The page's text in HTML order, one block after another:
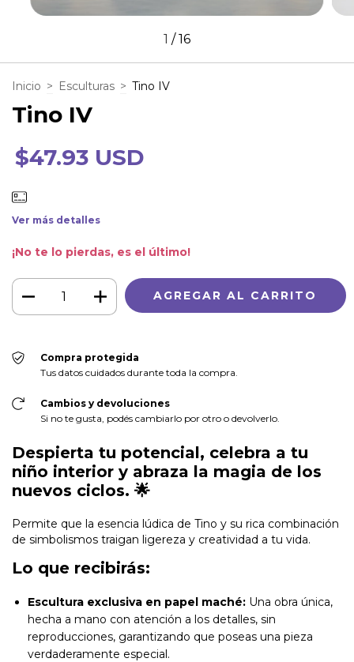
1 /16
Inicio > Esculturas > Tino IV
Tino IV
$47.93 USD
Ver más detalles
¡No te lo pierdas, es el último!
Compra protegida
Tus datos cuidados durante toda la compra.
Cambios y devoluciones
Si no te gusta, podés cambiarlo por otro o devolverlo.
Despierta tu potencial, celebra a tu
niño interior y abraza la magia de los
nuevos ciclos. 🌟
Permite que la esencia lúdica de Tino y su rica combinación
de simbolismos traigan ligereza y creatividad a tu vida.
Lo que recibirás:
Escultura exclusiva en papel maché: Una obra única,
hecha a mano con atención a los detalles, sin
reproducciones, garantizando que poseas una pieza
verdaderamente especial.